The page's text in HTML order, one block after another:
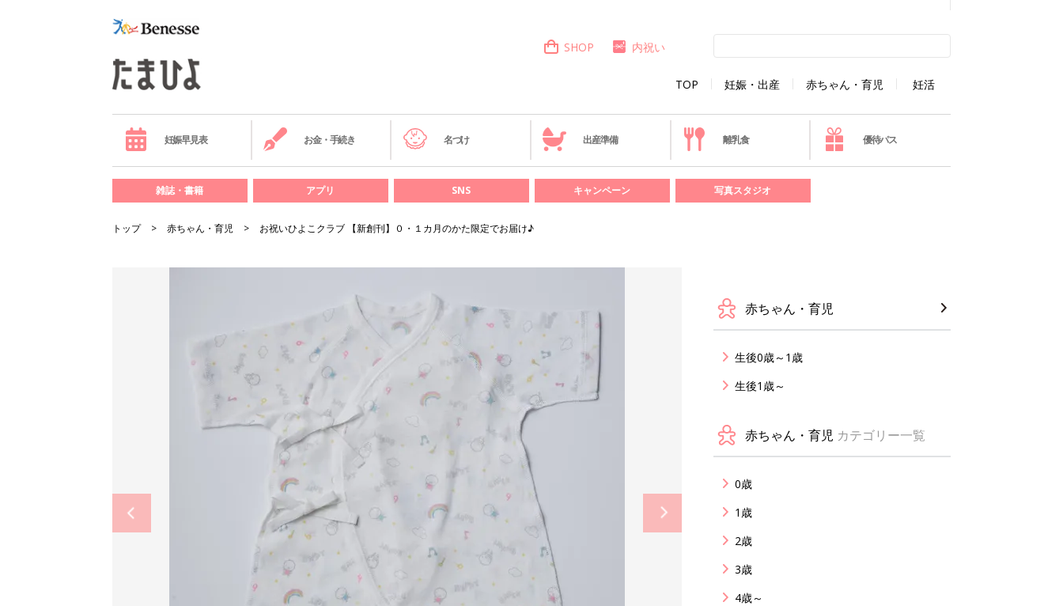
TOP 妊娠・出産 赤ちゃん・育児 妊活
SHOP 内祝い
妊娠早見表 お金・手続き 名づけ 出産準備 離乳食 優待パス
雑誌・書籍 アプリ SNS キャンペーン 写真スタジオ
トップ 赤ちゃん・育児 お祝いひよこクラブ 【新創刊】０・１カ月のかた限定でお届け♪
赤ちゃん・育児
生後0歳～1歳
生後1歳～
赤ちゃん・育児 カテゴリー一覧
0歳
1歳
2歳
3歳
4歳～